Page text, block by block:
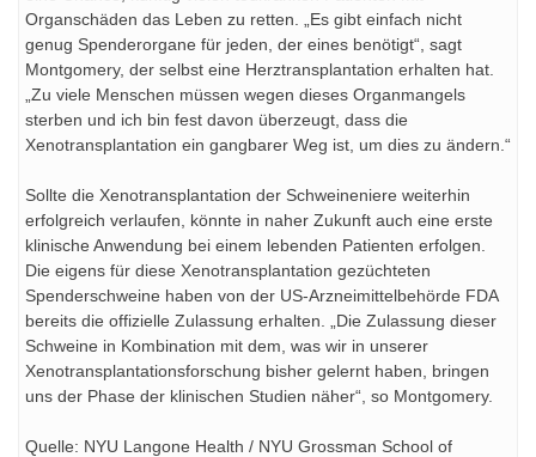
Organschäden das Leben zu retten. „Es gibt einfach nicht
genug Spenderorgane für jeden, der eines benötigt“, sagt
Montgomery, der selbst eine Herztransplantation erhalten hat.
„Zu viele Menschen müssen wegen dieses Organmangels
sterben und ich bin fest davon überzeugt, dass die
Xenotransplantation ein gangbarer Weg ist, um dies zu ändern.“
Sollte die Xenotransplantation der Schweineniere weiterhin
erfolgreich verlaufen, könnte in naher Zukunft auch eine erste
klinische Anwendung bei einem lebenden Patienten erfolgen.
Die eigens für diese Xenotransplantation gezüchteten
Spenderschweine haben von der US-Arzneimittelbehörde FDA
bereits die offizielle Zulassung erhalten. „Die Zulassung dieser
Schweine in Kombination mit dem, was wir in unserer
Xenotransplantationsforschung bisher gelernt haben, bringen
uns der Phase der klinischen Studien näher“, so Montgomery.
Quelle: NYU Langone Health / NYU Grossman School of